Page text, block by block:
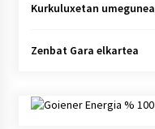
Kurkuluxetan umegunea
Zenbat Gara elkartea